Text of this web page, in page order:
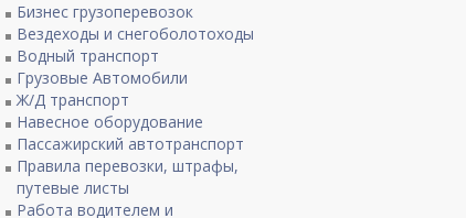
Бизнес грузоперевозок
Вездеходы и снегоболотоходы
Водный транспорт
Грузовые Автомобили
Ж/Д транспорт
Навесное оборудование
Пассажирский автотранспорт
Правила перевозки, штрафы,
путевые листы
Работа водителем и